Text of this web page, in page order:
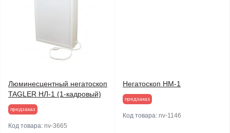
Люминесцентный негатоскоп
TAGLER НЛ-1 (1-кадровый)
предзаказ
Код товара: nv-3665
Негатоскоп НМ-1
предзаказ
Код товара: nv-1146